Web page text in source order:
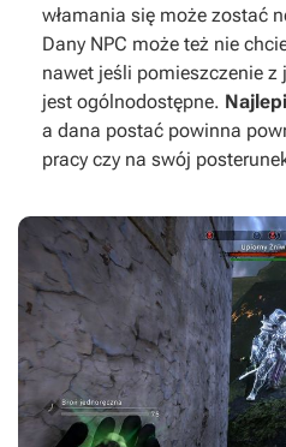
włamania się może zostać
Dany NPC może też nie
nawet jeśli pomieszczenie
jest ogólnodostępne.
a dana postać powinna
pracy czy na swój